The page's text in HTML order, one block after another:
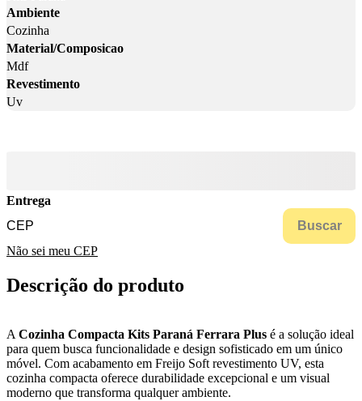
Ambiente
Cozinha
Material/Composicao
Mdf
Revestimento
Uv
Entrega
Buscar
Não sei meu CEP
Descrição do produto
A Cozinha Compacta Kits Paraná Ferrara Plus é a solução ideal
para quem busca funcionalidade e design sofisticado em um único
móvel. Com acabamento em Freijo Soft revestimento UV, esta
cozinha compacta oferece durabilidade excepcional e um visual
moderno que transforma qualquer ambiente.